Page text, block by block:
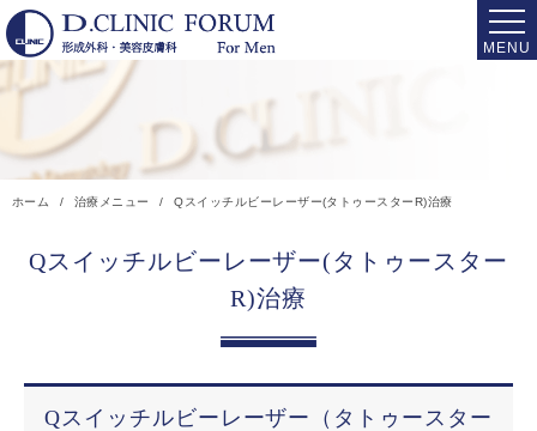
ホーム 治療メニュー Qスイッチルビーレーザー(タトゥースターR)治療
Qスイッチルビーレーザー(タトゥースター
R)治療
Qスイッチルビーレーザー（タトゥースター